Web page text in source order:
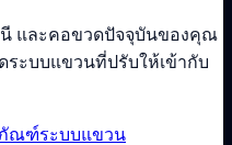
และคอขวดปัจจุบันของคุณ
ระบบแขวนที่ปรับให้เข้ากับ
ภัณฑ์ระบบแขวน